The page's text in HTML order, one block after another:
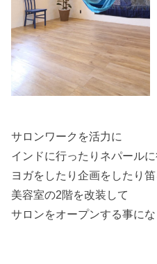
サロンワークを活力に
インドに行ったりネパールに
ヨガをしたり企画をしたり
美容室の2階を改装して
サロンをオープンする事にな